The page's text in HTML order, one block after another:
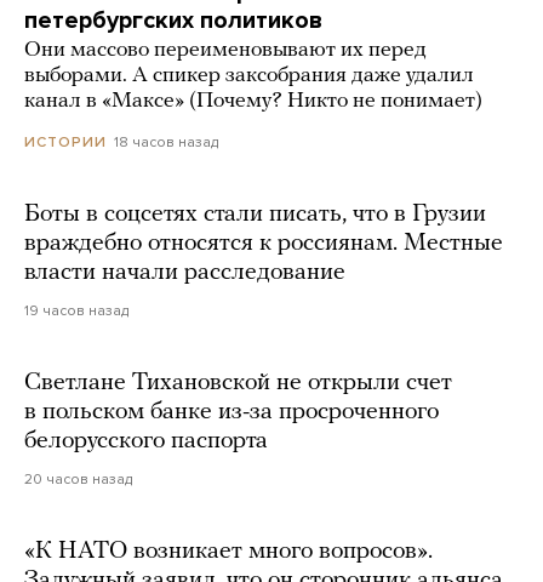
петербургских политиков
Они массово переименовывают их перед
выборами. А спикер заксобрания даже удалил
канал в «Максе» (Почему? Никто не понимает)
ИСТОРИИ 18 часов назад
Боты в соцсетях стали писать, что в Грузии
враждебно относятся к россиянам. Местные
власти начали расследование
19 часов назад
Светлане Тихановской не открыли счет
в польском банке из-за просроченного
белорусского паспорта
20 часов назад
«К НАТО возникает много вопросов».